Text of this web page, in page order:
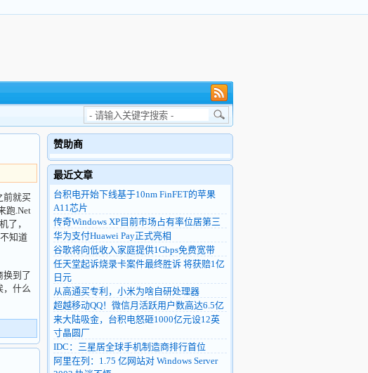
前就买
跑.Net
了，
知道
到了
，什么
赞助商
最近文章
台积电开始下线基于10nm FinFET的苹果
A11芯片
传奇Windows XP目前市场占有率位居第三
华为支付Huawei Pay正式亮相
谷歌将向低收入家庭提供1Gbps免费宽带
任天堂起诉烧录卡案件最终胜诉 将获赔1亿
日元
从高通买专利，小米为啥自研处理器
超越移动QQ！微信月活跃用户数高达6.5亿
来大陆吸金，台积电怒砸1000亿元设12英
寸晶圆厂
IDC：三星居全球手机制造商排行首位
阿里在列：1.75 亿网站对 Windows Server